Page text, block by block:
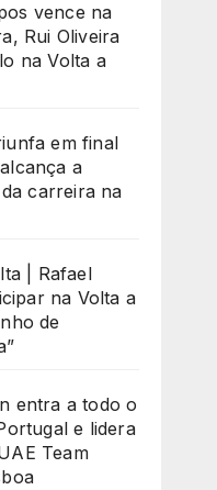
vence na
Rui Oliveira
na Volta a
em final
a
carreira na
| Rafael
na Volta a
de
entra a todo o
e lidera
Team